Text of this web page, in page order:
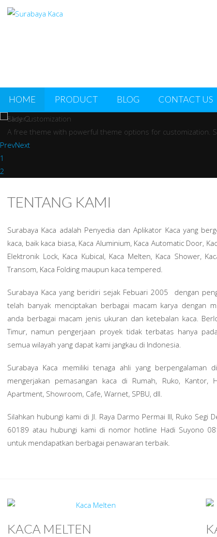
HOME PRODUCT BLOG CONTACT US
Easy Customization
A free theme with powerful theme options for customization.
PrevNext
1
2
TENTANG KAMI
Surabaya Kaca adalah Penyedia dan Aplikator Kaca yang
kaca, baik kaca biasa, Kaca Aluminium, Kaca Automatic Door,
Elektronik Lock, Kaca Kubical, Kaca Melten, Kaca Shower,
Transom, Kaca Folding maupun kaca tempered.
Surabaya Kaca yang beridiri sejak Febuari 2005 dengan
telah banyak menciptakan berbagai macam karya dengan
anda berbagai macam jenis ukuran dan ketebalan kaca.
Timur, namun pengerjaan proyek tidak terbatas hanya
semua wilayah yang dapat kami jangkau di Indonesia.
Surabaya Kaca memiliki tenaga ahli yang berpengalaman
mengerjakan pemasangan kaca di Rumah, Ruko, Kantor,
Apartment, Showroom, Cafe, Warnet, SPBU, dll.
Silahkan hubungi kami di Jl. Raya Darmo Permai III, Ruko Segi
60189 atau hubungi kami di nomor hotline Hadi Suyono
untuk mendapatkan berbagai penawaran terbaik.
KACA MELTEN